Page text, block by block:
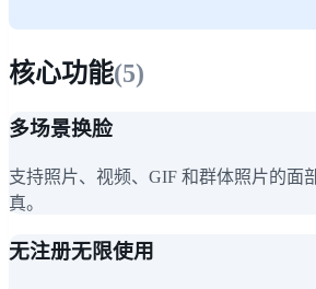
核心功能(5)
多场景换脸
支持照片、视频、GIF 和群体照片的面
真。
无注册无限使用